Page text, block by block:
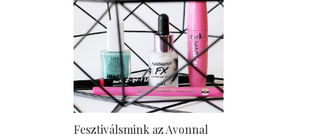
Fesztiválsmink az Avonnal